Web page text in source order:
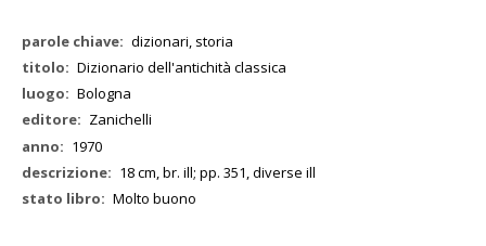
Maggiori
Informazioni
dizionari, storia
Dizionario dell'antichità classica
Bologna
Zanichelli
1970
18 cm, br. ill; pp. 351, diverse ill
Molto buono